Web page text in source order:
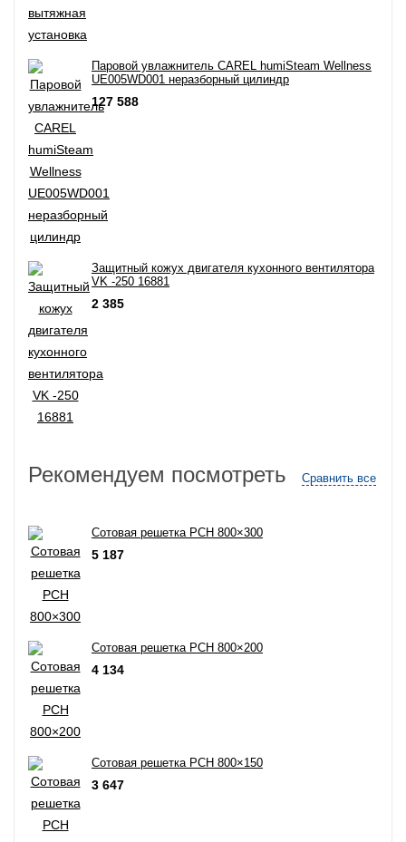
Паровой увлажнитель CAREL humiSteam Wellness
UE005WD001 неразборный цилиндр
127 588
Защитный кожух двигателя кухонного вентилятора
VK -250 16881
2 385
Рекомендуем посмотреть Сравнить все
Сотовая решетка РСН 800×300
5 187
Сотовая решетка РСН 800×200
4 134
Сотовая решетка РСН 800×150
3 647